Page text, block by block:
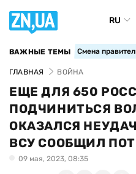
RU
ВАЖНЫЕ ТЕМЫ Смена
ГЛАВНАЯ ВОЙНА
ЕЩЕ ДЛЯ 650
ПОДЧИНИТЬСЯ
ОКАЗАЛСЯ
ВСУ СООБЩИЛ
09 мая, 2023, 08:35